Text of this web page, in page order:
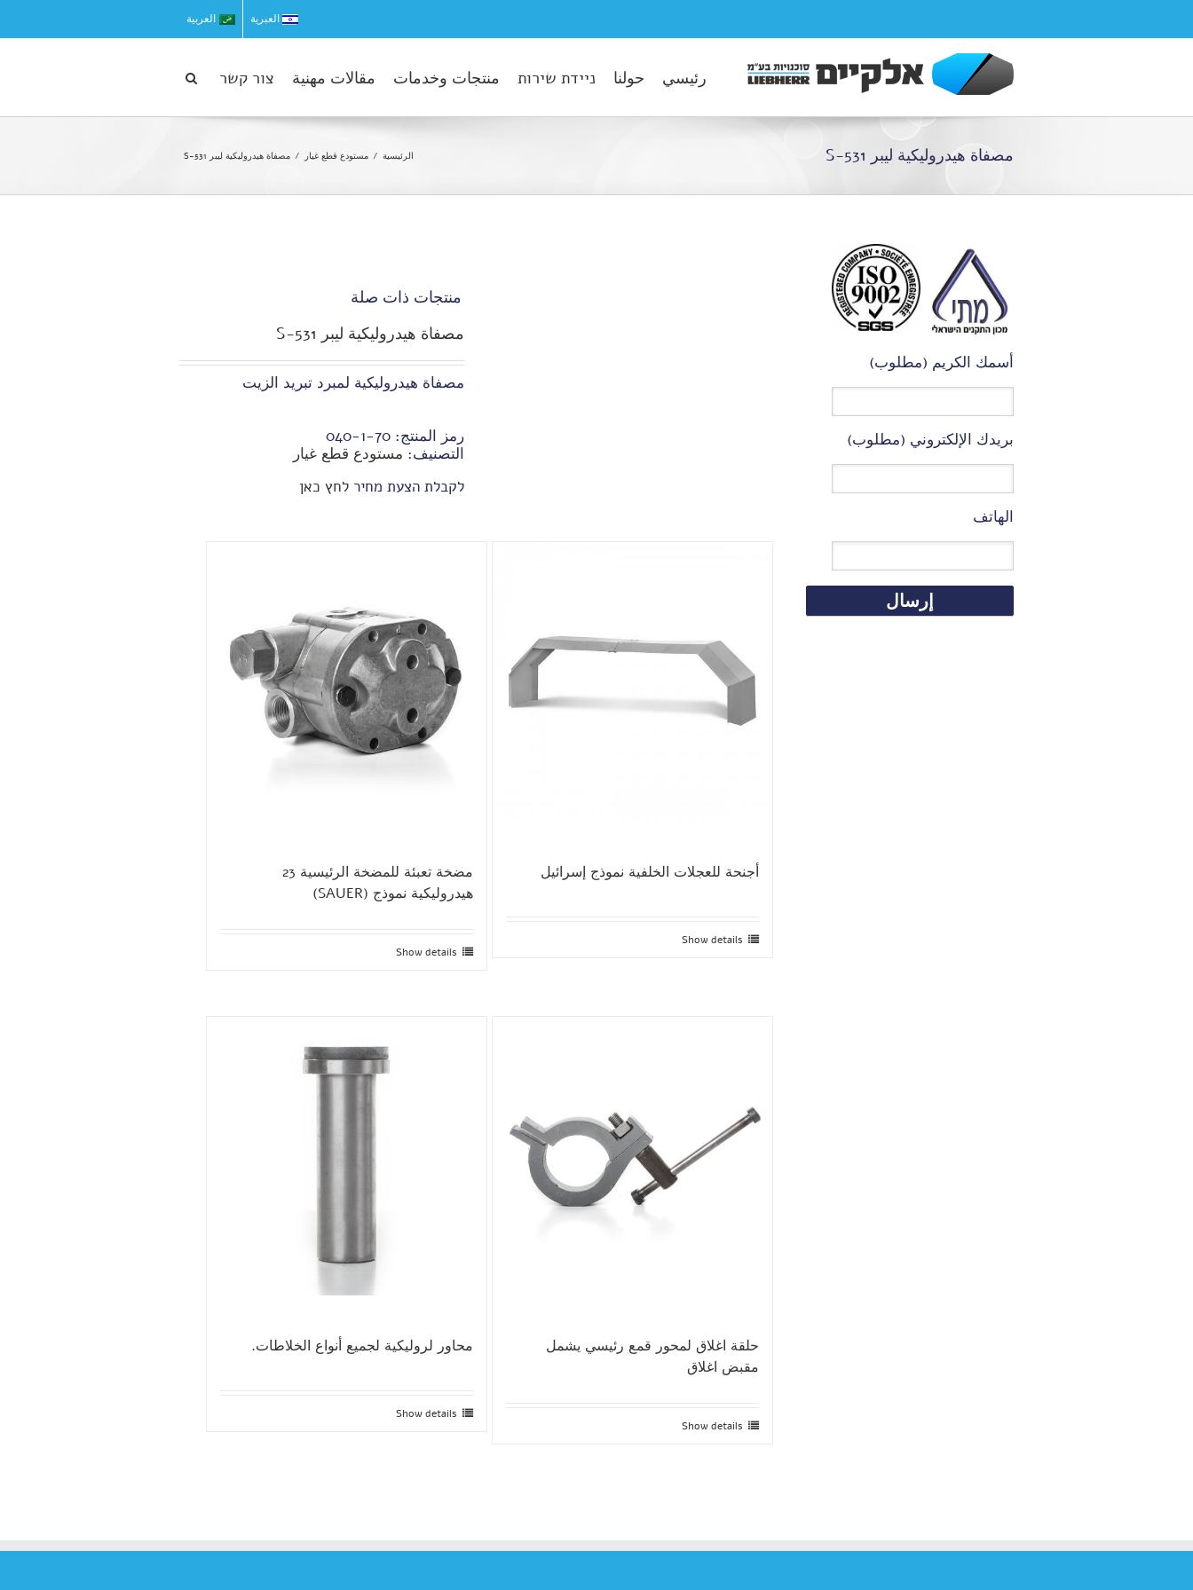
العبرية العربية
رئيسي حولنا ניידת שירות منتجات وخدمات مقالات مهنية צור קשר
مصفاة هيدروليكية ليبر S-531 الرئيسية مستودع قطع غيار مصفاة هيدروليكية ليبر S-531
مصفاة هيدروليكية ليبر S-531
مصفاة هيدروليكية لمبرد تبريد الزيت
رمز المنتج: 70-1-040
التصنيف: مستودع قطع غيار
לקבלת הצעת מחיר לחץ כאן
منتجات ذات صلة
أجنحة للعجلات الخلفية نموذج إسرائيل
Show details
مضخة تعبئة للمضخة الرئيسية 23
هيدروليكية نموذج (SAUER)
Show details
حلقة اغلاق لمحور قمع رئيسي يشمل
مقبض اغلاق
Show details
محاور لروليكية لجميع أنواع الخلاطات.
Show details
أسمك الكريم (مطلوب)
بريدك الإلكتروني (مطلوب)
الهاتف